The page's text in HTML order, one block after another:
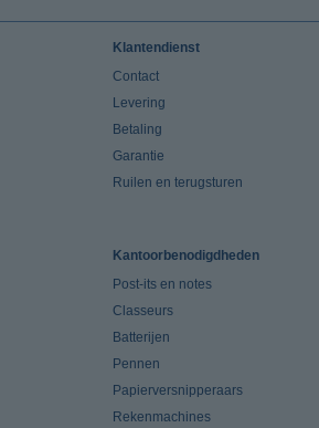
Klantendienst
Contact
Levering
Betaling
Garantie
Ruilen en terugsturen
Kantoorbenodigdheden
Post-its en notes
Classeurs
Batterijen
Pennen
Papierversnipperaars
Rekenmachines